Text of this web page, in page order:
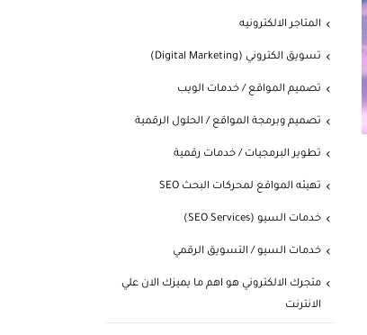
المتاجر الالكترونيه
تسويق الكتروني (Digital Marketing)
تصميم المواقع / خدمات الويب
تصميم وبرمجة المواقع / الحلول الرقمية
تطوير البرمجيات / خدمات رقمية
تهيئه المواقع لمحركات البحث SEO
خدمات السيو (SEO Services)
خدمات السيو / التسويق الرقمي
متجرك الالكتروني هو اهم ما يميزك الان علي
الانترنت